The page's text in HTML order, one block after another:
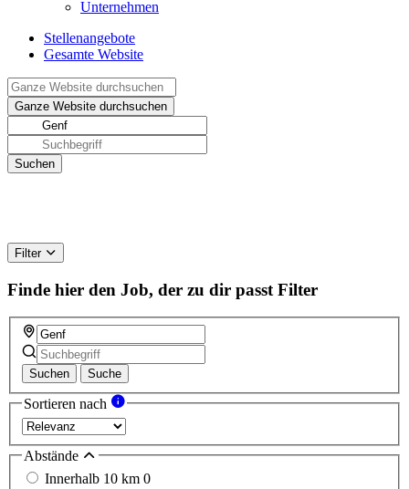
Unternehmen
Stellenangebote
Gesamte Website
Filter
Finde hier den Job, der zu dir passt Filter
Suchen Suche
Sortieren nach
Abstände
Innerhalb 10 km 0